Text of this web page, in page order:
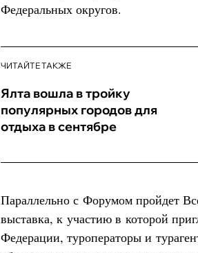
Федеральных округов.
ЧИТАЙТЕ ТАКЖЕ
Ялта вошла в тройку
популярных городов для
отдыха в сентябре
Параллельно с Форумом пройдет
выставка, к участию в которой
Федерации, туроператоры и